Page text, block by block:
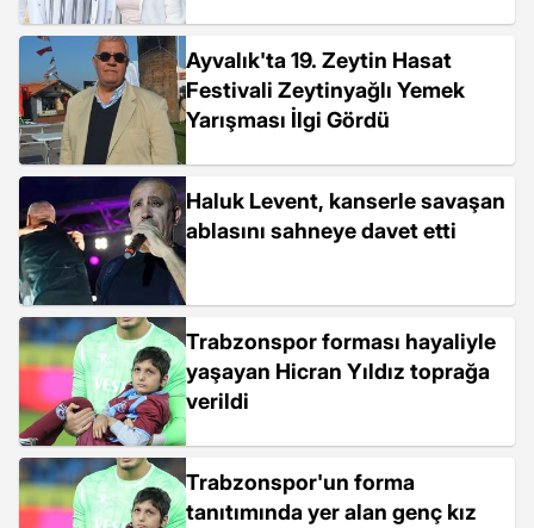
Ayvalık'ta 19. Zeytin Hasat
Festivali Zeytinyağlı Yemek
Yarışması İlgi Gördü
Haluk Levent, kanserle savaşan
ablasını sahneye davet etti
Trabzonspor forması hayaliyle
yaşayan Hicran Yıldız toprağa
verildi
Trabzonspor'un forma
tanıtımında yer alan genç kız